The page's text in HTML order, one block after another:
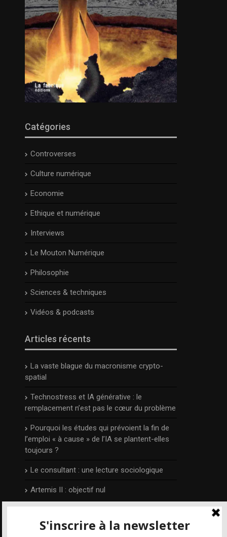
Catégories
Controverses
Culture numérique
Economie
Ethique et numérique
Interviews
Le Mouton Numérique
Philosophie
Sciences & techniques
Vidéos & podcasts
Articles récents
La vaste blague du macronisme crypto-
spatial
Technostress et IA générative : le
remplacement n’est pas le cœur du problème
Pourquoi les études qui prévoient la fin de
l’emploi « à cause » de l’IA se plantent-elles
toujours ?
Le consultant : une lecture sociologique
Artemis II : objectif nul